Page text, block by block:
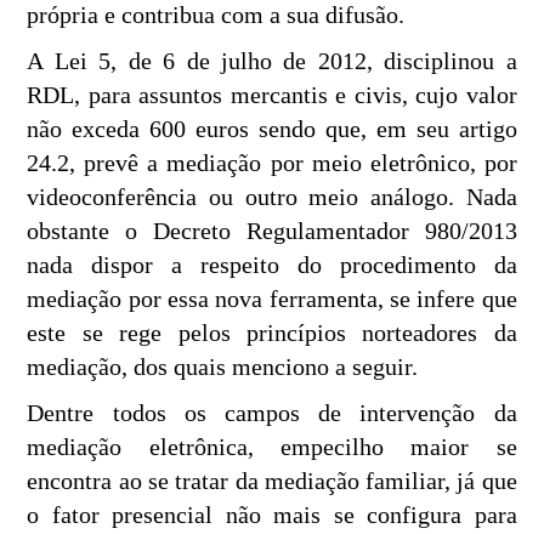
própria e contribua com a sua difusão.
A Lei 5, de 6 de julho de 2012, disciplinou a
RDL, para assuntos mercantis e civis, cujo valor
não exceda 600 euros sendo que, em seu artigo
24.2, prevê a mediação por meio eletrônico, por
videoconferência ou outro meio análogo. Nada
obstante o Decreto Regulamentador 980/2013
nada dispor a respeito do procedimento da
mediação por essa nova ferramenta, se infere que
este se rege pelos princípios norteadores da
mediação, dos quais menciono a seguir.
Dentre todos os campos de intervenção da
mediação eletrônica, empecilho maior se
encontra ao se tratar da mediação familiar, já que
o fator presencial não mais se configura para